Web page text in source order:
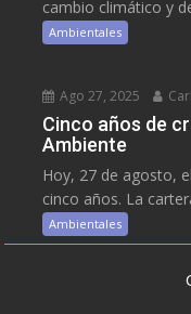
cambio climático y
Ambientales
Ago 27, 2025
Cinco años de
Ambiente
Hoy, 27 de agosto,
cinco años. La
Ambientales